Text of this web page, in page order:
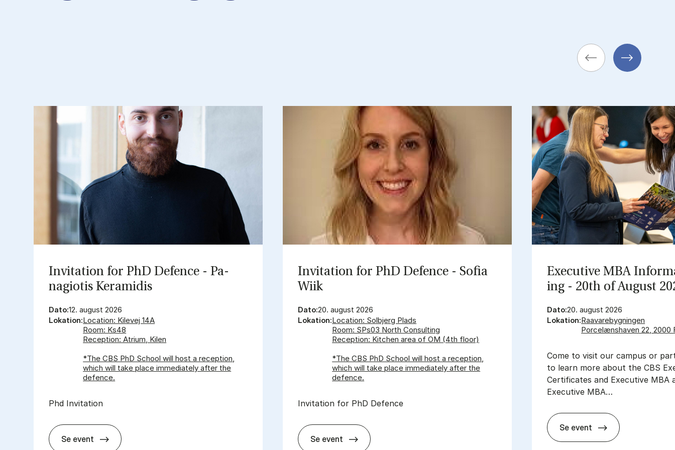
In­vi­ta­tion for PhD De­fen­ce - Pa­
nagi­o­tis Ke­ra­mi­dis
Dato:12. august 2026
Lokation:Location: Kilevej 14A
Room: Ks48
Reception: Atrium, Kilen
*The CBS PhD School will host a reception,
which will take place immediately after the
defence.
Phd Invitation
Se event
In­vi­ta­tion for PhD De­fen­ce - So­fia
Wiik
Dato:20. august 2026
Lokation:Location: Solbjerg Plads
Room: SPs03 North Consulting
Reception: Kitchen area of OM (4th floor)
*The CBS PhD School will host a reception,
which will take place immediately after the
defence.
Invitation for PhD Defence
Se event
Ex­ec­ut­ive MBA
ing - 20th of Au­gust
Dato:20. august 2026
Lokation:Raavarebygningen
Porcelænshaven 22, 2000
Come to visit our campus or
to learn more about the CBS
Certificates and Executive MBA
Executive MBA…
Se event
Ex­ec­ut­ive MBA